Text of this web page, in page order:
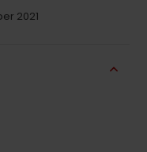
2021